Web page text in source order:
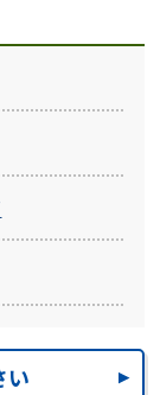
い